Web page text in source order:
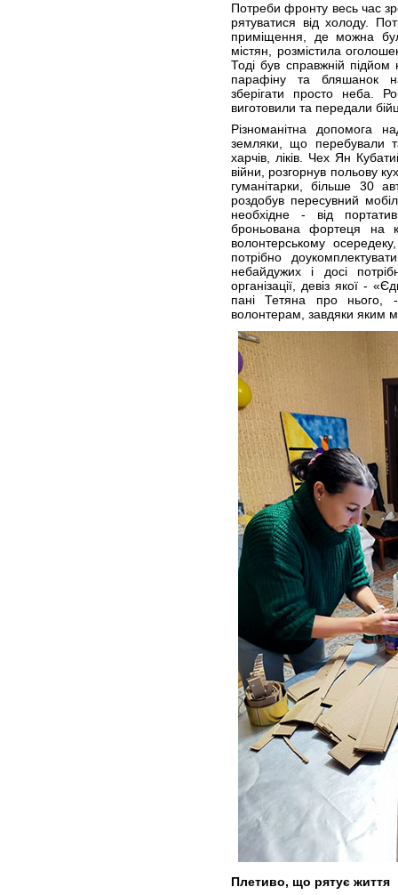
Потреби фронту весь час
рятуватися від холоду.
приміщення, де можна
містян, розмістила
Тоді був справжній підйом
парафіну та бляшанок
зберігати просто неба.
виготовили та передали
Різноманітна допомога
земляки, що перебували
харчів, ліків. Чех Ян
війни, розгорнув польову
гуманітарки, більше 30
роздобув пересувний
необхідне - від
броньована фортеця на
волонтерському
потрібно
небайдужих і досі
організації, девіз якої -
пані Тетяна про
волонтерам, завдяки яким
Плетиво, що рятує життя